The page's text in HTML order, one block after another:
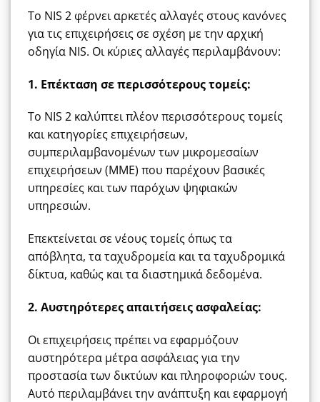
Το NIS 2 φέρνει αρκετές αλλαγές στους κανόνες
για τις επιχειρήσεις σε σχέση με την αρχική
οδηγία NIS. Οι κύριες αλλαγές περιλαμβάνουν:
1. Επέκταση σε περισσότερους τομείς:
Το NIS 2 καλύπτει πλέον περισσότερους τομείς
και κατηγορίες επιχειρήσεων,
συμπεριλαμβανομένων των μικρομεσαίων
επιχειρήσεων (ΜΜΕ) που παρέχουν βασικές
υπηρεσίες και των παρόχων ψηφιακών
υπηρεσιών.
Επεκτείνεται σε νέους τομείς όπως τα
απόβλητα, τα ταχυδρομεία και τα ταχυδρομικά
δίκτυα, καθώς και τα διαστημικά δεδομένα.
2. Αυστηρότερες απαιτήσεις ασφαλείας:
Οι επιχειρήσεις πρέπει να εφαρμόζουν
αυστηρότερα μέτρα ασφάλειας για την
προστασία των δικτύων και πληροφοριών τους.
Αυτό περιλαμβάνει την ανάπτυξη και εφαρμογή